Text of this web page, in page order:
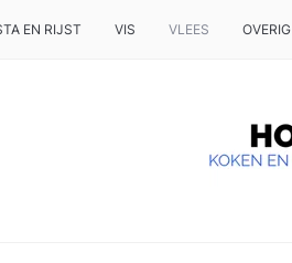
EN RIJST VIS VLEES OVERIG